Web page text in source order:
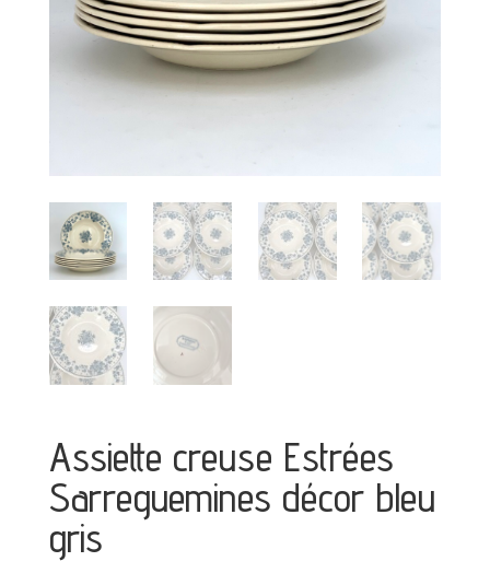
Assiette creuse Estrées
Sarreguemines décor bleu
gris